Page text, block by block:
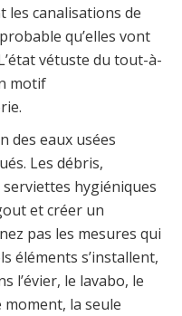
les canalisations de
qu’elles vont
vétuste du tout-à-
motif
des eaux usées
Les débris,
hygiéniques
et créer un
pas les mesures qui
éléments s’installent,
l’évier, le lavabo, le
moment, la seule